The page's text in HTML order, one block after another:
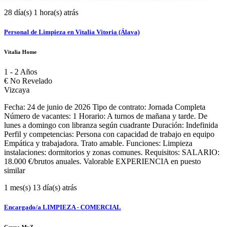
28 día(s) 1 hora(s) atrás
Personal de Limpieza en Vitalia Vitoria (Álava)
Vitalia Home
1 - 2 Años
€ No Revelado
Vizcaya
Fecha: 24 de junio de 2026 Tipo de contrato: Jornada Completa
Número de vacantes: 1 Horario: A turnos de mañana y tarde. De
lunes a domingo con libranza según cuadrante Duración: Indefinida
Perfil y competencias: Persona con capacidad de trabajo en equipo
Empática y trabajadora. Trato amable. Funciones: Limpieza
instalaciones: dormitorios y zonas comunes. Requisitos: SALARIO:
18.000 €/brutos anuales. Valorable EXPERIENCIA en puesto
similar
1 mes(s) 13 día(s) atrás
Encargado/a LIMPIEZA - COMERCIAL